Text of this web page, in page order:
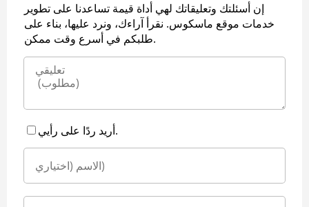
إن أسئلتك وتعليقاتك لهي أداة قيمة تساعدنا على تطوير
خدمات موقع ماسكوس. نقرأ آراءك، ونرد عليها، بناء على
طلبكم في أسرع وقت ممكن.
أريد ردًا على رأيي.